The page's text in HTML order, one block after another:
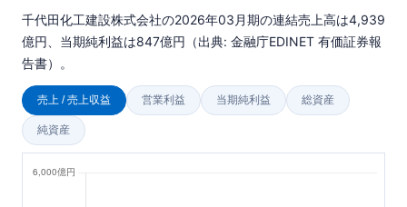
千代田化工建設株式会社の2026年03月期の連結売上高は4,939
億円、当期純利益は847億円（出典: 金融庁EDINET 有価証券報
告書）。
売上 / 売上収益 営業利益 当期純利益 総資産
純資産